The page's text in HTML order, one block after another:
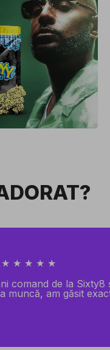
★ ★ ★ ★ ★
comand de la
muncă, am găsit